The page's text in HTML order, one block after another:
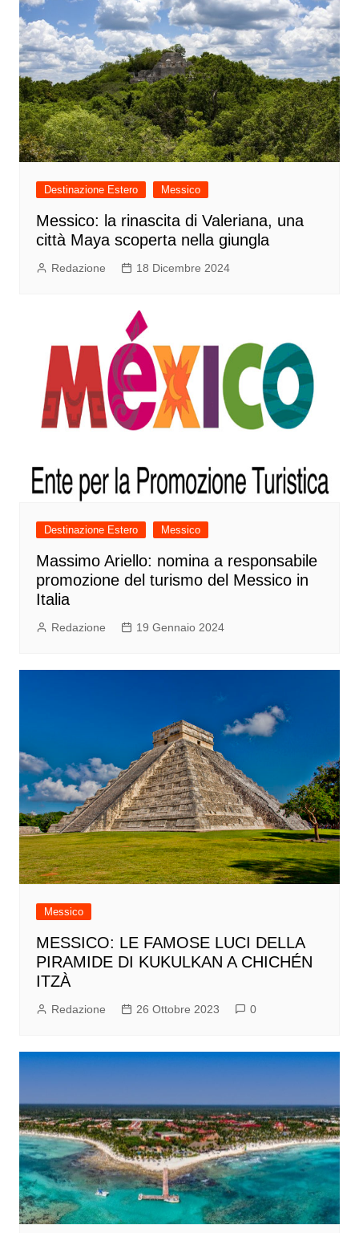
Destinazione Estero Messico
Messico: la rinascita di Valeriana, una
città Maya scoperta nella giungla
Redazione 18 Dicembre 2024
Destinazione Estero Messico
Massimo Ariello: nomina a responsabile
promozione del turismo del Messico in
Italia
Redazione 19 Gennaio 2024
Messico
MESSICO: LE FAMOSE LUCI DELLA
PIRAMIDE DI KUKULKAN A CHICHÉN
ITZÀ
Redazione 26 Ottobre 2023 0